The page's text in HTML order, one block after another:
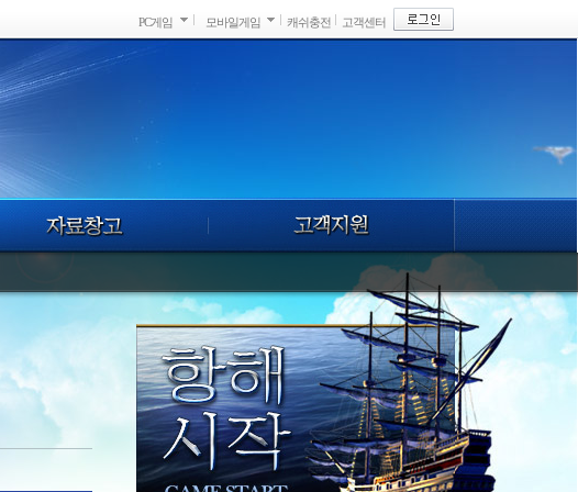
PC게임 모바일게임 캐쉬충전 고객센터